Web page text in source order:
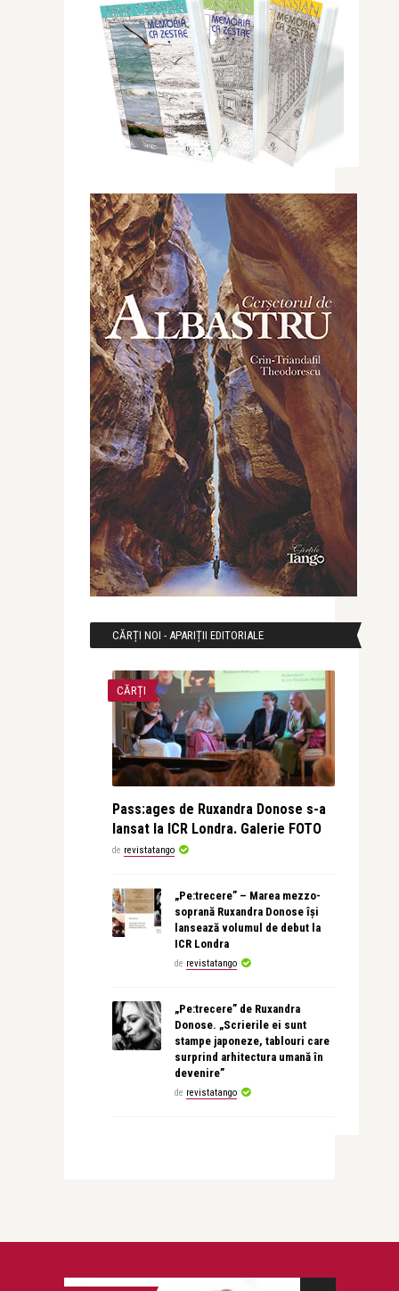
CĂRȚI NOI - APARIȚII EDITORIALE
CĂRȚI
Pass:ages de Ruxandra Donose s-a
lansat la ICR Londra. Galerie FOTO
de revistatango
„Pe:trecere” – Marea mezzo-
soprană Ruxandra Donose își
lansează volumul de debut la
ICR Londra
de revistatango
„Pe:trecere” de Ruxandra
Donose. „Scrierile ei sunt
stampe japoneze, tablouri care
surprind arhitectura umană în
devenire”
de revistatango